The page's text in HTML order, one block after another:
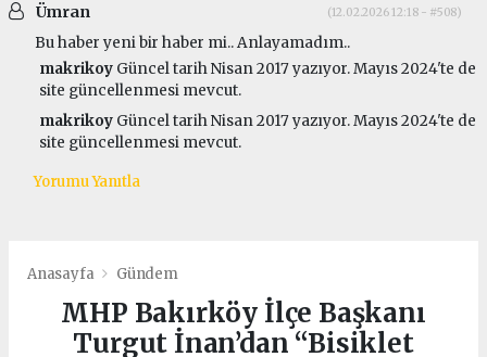
Ümran (12.02.2026 12:18 - #508)
Bu haber yeni bir haber mi.. Anlayamadım..
makrikoy Güncel tarih Nisan 2017 yazıyor. Mayıs 2024'te de
site güncellenmesi mevcut.
makrikoy Güncel tarih Nisan 2017 yazıyor. Mayıs 2024'te de
site güncellenmesi mevcut.
Yorumu Yanıtla
Anasayfa Gündem
MHP Bakırköy İlçe Başkanı
Turgut İnan’dan “Bisiklet